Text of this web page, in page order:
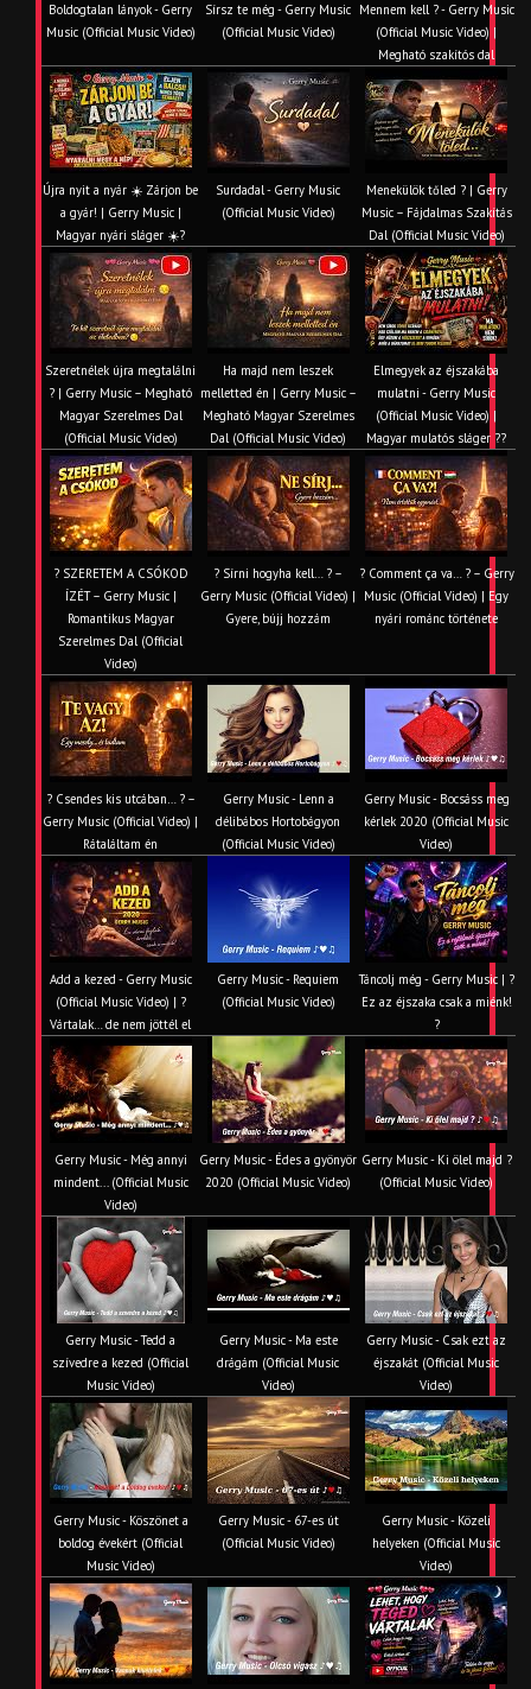
Boldogtalan lányok - Gerry
Music (Official Music Video)
Sírsz te még - Gerry Music
(Official Music Video)
Mennem kell ? - Gerry Music
(Official Music Video) |
Megható szakítós dal
Újra nyit a nyár ☀️ Zárjon be
a gyár! | Gerry Music |
Magyar nyári sláger ☀️?
Surdadal - Gerry Music
(Official Music Video)
Menekülök tőled ? | Gerry
Music – Fájdalmas Szakítás
Dal (Official Music Video)
Szeretnélek újra megtalálni
? | Gerry Music – Megható
Magyar Szerelmes Dal
(Official Music Video)
Ha majd nem leszek
melletted én | Gerry Music –
Megható Magyar Szerelmes
Dal (Official Music Video)
Elmegyek az éjszakába
mulatni - Gerry Music
(Official Music Video) |
Magyar mulatós sláger ??
? SZERETEM A CSÓKOD
ÍZÉT – Gerry Music |
Romantikus Magyar
Szerelmes Dal (Official
Video)
? Sírni hogyha kell… ? –
Gerry Music (Official Video) |
Gyere, bújj hozzám
? Comment ça va… ? – Gerry
Music (Official Video) | Egy
nyári románc története
? Csendes kis utcában… ? –
Gerry Music (Official Video) |
Rátaláltam én
Gerry Music - Lenn a
délibábos Hortobágyon
(Official Music Video)
Gerry Music - Bocsáss meg
kérlek 2020 (Official Music
Video)
Add a kezed - Gerry Music
(Official Music Video) | ?
Vártalak… de nem jöttél el
Gerry Music - Requiem
(Official Music Video)
Táncolj még - Gerry Music | ?
Ez az éjszaka csak a miénk!
?
Gerry Music - Még annyi
mindent... (Official Music
Video)
Gerry Music - Édes a gyönyör
2020 (Official Music Video)
Gerry Music - Ki ölel majd ?
(Official Music Video)
Gerry Music - Tedd a
szívedre a kezed (Official
Music Video)
Gerry Music - Ma este
drágám (Official Music
Video)
Gerry Music - Csak ezt az
éjszakát (Official Music
Video)
Gerry Music - Köszönet a
boldog évekért (Official
Music Video)
Gerry Music - 67-es út
(Official Music Video)
Gerry Music - Közeli
helyeken (Official Music
Video)